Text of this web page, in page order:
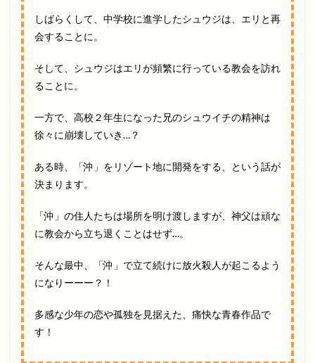
しばらくして、中学校に進学したシュウジは、エリと再
会することに。
そして、シュウジはエリが頻繁に行っている教会を訪れ
ることに。
一方で、高校２年生になった兄のシュウイチの精神は
徐々に崩壊していき…？
ある時、「沖」をリゾート地に開発をする、という話が
決まります。
「沖」の住人たちは場所を明け渡しますが、神父は頑な
に教会から立ち退くことはせず…。
そんな最中、「沖」で立て続けに放火殺人が起こるよう
になりーーー？！
多感な少年の恋や孤独を見据えた、痛快な青春作品で
す！